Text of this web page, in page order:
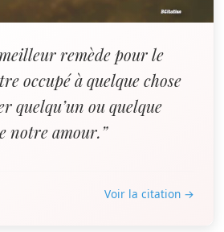
remède pour le
occupé à quelque chose
quelqu’un ou quelque
notre amour.”
Voir la citation →